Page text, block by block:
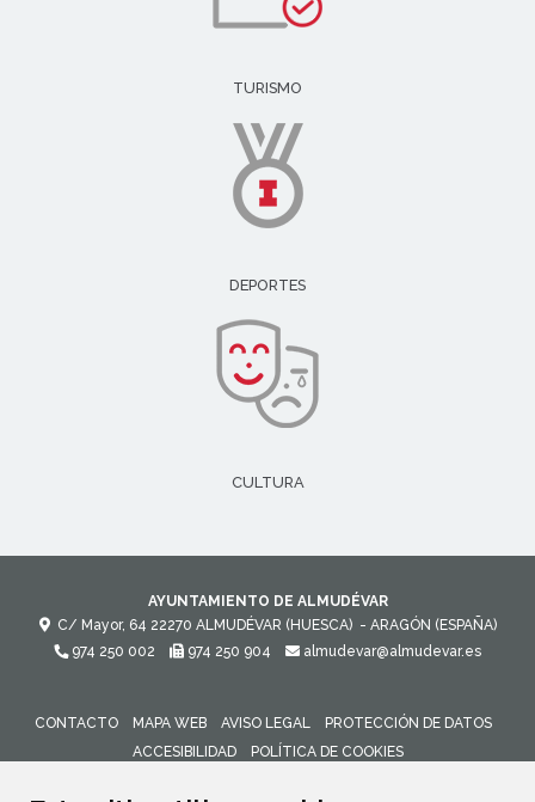
TURISMO
DEPORTES
CULTURA
AYUNTAMIENTO DE ALMUDÉVAR
C/ Mayor, 64 22270 ALMUDÉVAR (HUESCA) - ARAGÓN (ESPAÑA)
974 250 002
974 250 904 almudevar@almudevar.es
CONTACTO MAPA WEB AVISO LEGAL
PROTECCIÓN DE DATOS
ACCESIBILIDAD
POLÍTICA DE COOKIES